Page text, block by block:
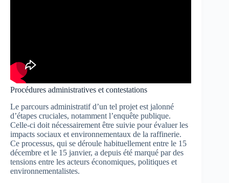
Procédures administratives et contestations
Le parcours administratif d’un tel projet est jalonné
d’étapes cruciales, notamment l’enquête publique.
Celle-ci doit nécessairement être suivie pour évaluer les
impacts sociaux et environnementaux de la raffinerie.
Ce processus, qui se déroule habituellement entre le 15
décembre et le 15 janvier, a depuis été marqué par des
tensions entre les acteurs économiques, politiques et
environnementalistes.